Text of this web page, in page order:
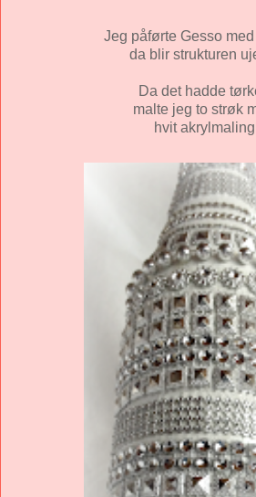
Jeg påførte Gesso
da blir strukturen
Da det hadde
malte jeg to strøk
hvit